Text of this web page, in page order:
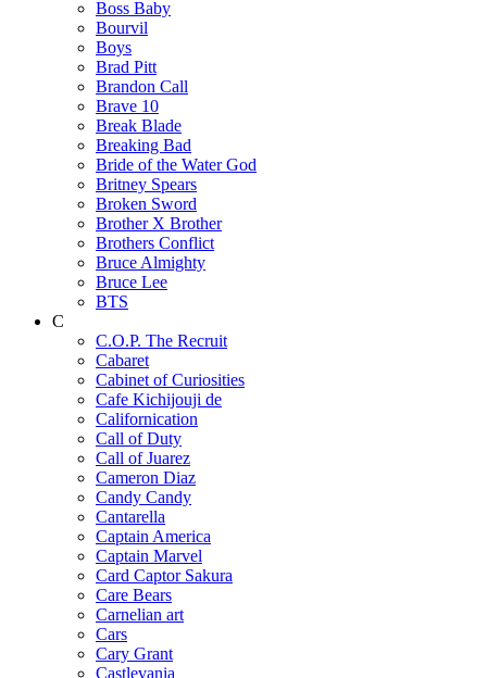
Boss Baby
Bourvil
Boys
Brad Pitt
Brandon Call
Brave 10
Break Blade
Breaking Bad
Bride of the Water God
Britney Spears
Broken Sword
Brother X Brother
Brothers Conflict
Bruce Almighty
Bruce Lee
BTS
C
C.O.P. The Recruit
Cabaret
Cabinet of Curiosities
Cafe Kichijouji de
Californication
Call of Duty
Call of Juarez
Cameron Diaz
Candy Candy
Cantarella
Captain America
Captain Marvel
Card Captor Sakura
Care Bears
Carnelian art
Cars
Cary Grant
Castlevania